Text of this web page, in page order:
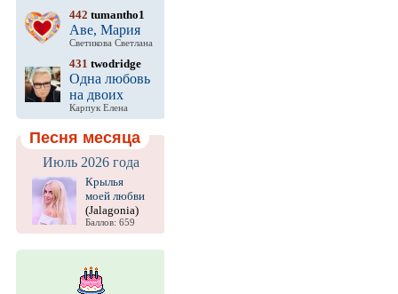
442 tumantho1
Аве, Мария
Светикова Светлана
431 twodridge
Одна любовь
на двоих
Карпук Елена
Песня месяца
Июль 2026 года
Крылья
моей любви
(Jalagonia)
Баллов: 659